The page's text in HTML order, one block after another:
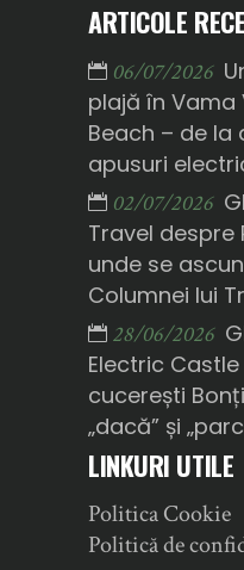
ARTICOLE
06/07/2026
plajă în Vama
Beach – de la
apusuri
02/07/2026
Travel despre
unde se
Columnei lui
28/06/2026
Electric
cucerești
„dacă” și
LINKURI UTILE
Politica Cookie
Politică de